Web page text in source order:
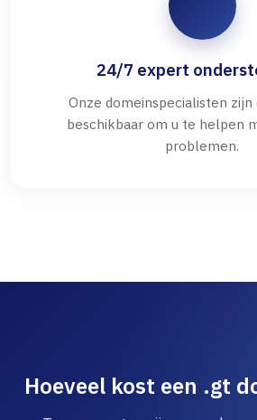
24/7 expert
Onze domeinspecialisten
beschikbaar om u te helpen
problemen.
Hoeveel kost een .gt